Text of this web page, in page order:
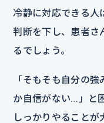
冷静に対応できる人
判断を下し、患者さ
るでしょう。
「そもそも自分の
か自信がない…」と
しっかりやること